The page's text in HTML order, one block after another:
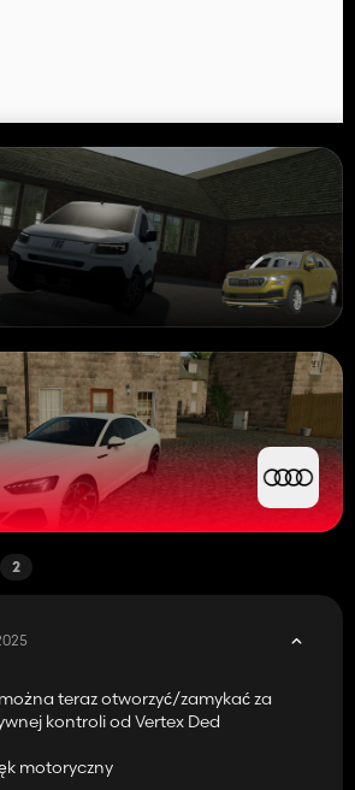
2
teraz otworzyć/zamykać za
kontroli od Vertex Ded
motoryczny